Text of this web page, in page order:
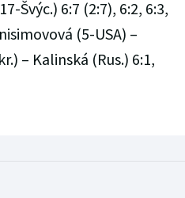
Švýc.) 6:7 (2:7), 6:2, 6:3,
(5-USA) –
– Kalinská (Rus.) 6:1,